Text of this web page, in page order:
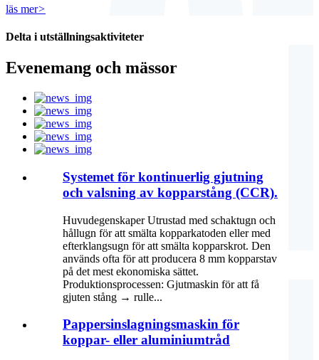
läs mer>
Delta i utställningsaktiviteter
Evenemang och mässor
Systemet för kontinuerlig gjutning
och valsning av kopparstång (CCR).
Huvudegenskaper Utrustad med schaktugn och
hållugn för att smälta kopparkatoden eller med
efterklangsugn för att smälta kopparskrot. Den
används ofta för att producera 8 mm kopparstav
på det mest ekonomiska sättet.
Produktionsprocessen: Gjutmaskin för att få
gjuten stång → rulle...
Pappersinslagningsmaskin för
koppar- eller aluminiumtråd